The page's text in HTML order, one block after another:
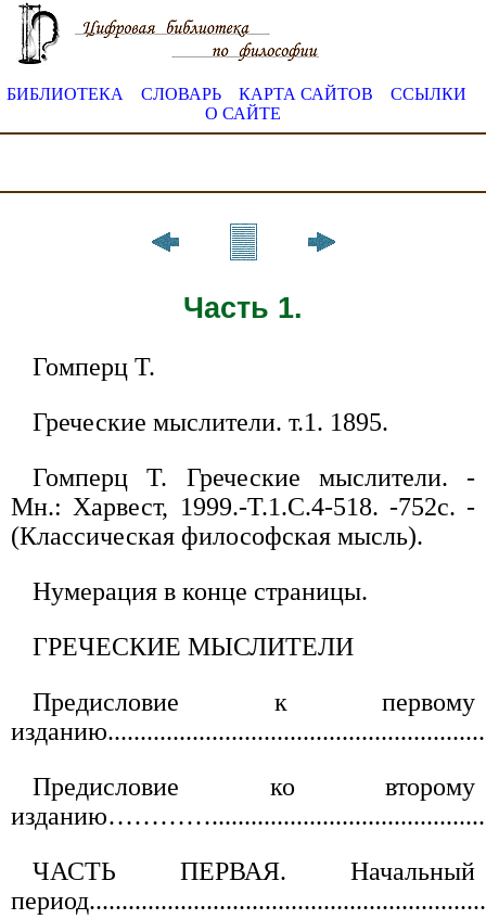
БИБЛИОТЕКА СЛОВАРЬ КАРТА САЙТОВ
ССЫЛКИ
О САЙТЕ
Часть 1.
Гомперц Т.
Греческие мыслители. т.1. 1895.
Гомперц Т. Греческие мыслители. -
Мн.: Харвест, 1999.-Т.1.C.4-518. -752с. -
(Классическая философская мысль).
Нумерация в конце страницы.
ГРЕЧЕСКИЕ МЫСЛИТЕЛИ
Предисловие к первому
Предисловие ко второму
ЧАСТЬ ПЕРВАЯ. Начальный